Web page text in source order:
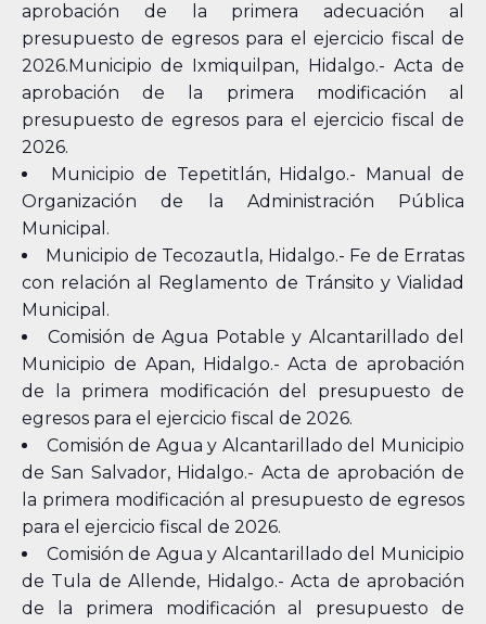
aprobación de la primera adecuación al
presupuesto de egresos para el ejercicio fiscal de
2026.Municipio de Ixmiquilpan, Hidalgo.- Acta de
aprobación de la primera modificación al
presupuesto de egresos para el ejercicio fiscal de
2026.
Municipio de Tepetitlán, Hidalgo.- Manual de
Organización de la Administración Pública
Municipal.
Municipio de Tecozautla, Hidalgo.- Fe de Erratas
con relación al Reglamento de Tránsito y Vialidad
Municipal.
Comisión de Agua Potable y Alcantarillado del
Municipio de Apan, Hidalgo.- Acta de aprobación
de la primera modificación del presupuesto de
egresos para el ejercicio fiscal de 2026.
Comisión de Agua y Alcantarillado del Municipio
de San Salvador, Hidalgo.- Acta de aprobación de
la primera modificación al presupuesto de egresos
para el ejercicio fiscal de 2026.
Comisión de Agua y Alcantarillado del Municipio
de Tula de Allende, Hidalgo.- Acta de aprobación
de la primera modificación al presupuesto de